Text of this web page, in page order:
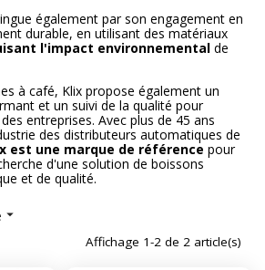
également par son engagement en
durable, en utilisant des matériaux
l'impact environnemental de
à café, Klix propose également un
et un suivi de la qualité pour
entreprises. Avec plus de 45 ans
des distributeurs automatiques de
est une marque de référence pour
d'une solution de boissons
et de qualité.

Affichage 1-2 de 2 article(s)